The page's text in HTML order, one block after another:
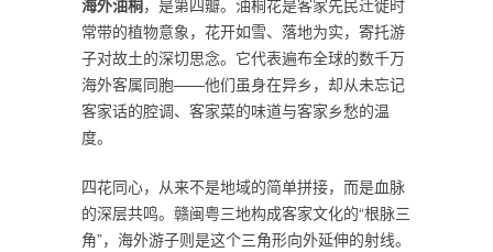
海外油桐，是第四瓣。油桐花是客家先民迁徙时
常带的植物意象，花开如雪、落地为实，寄托游
子对故土的深切思念。它代表遍布全球的数千万
海外客属同胞——他们虽身在异乡，却从未忘记
客家话的腔调、客家菜的味道与客家乡愁的温
度。
四花同心，从来不是地域的简单拼接，而是血脉
的深层共鸣。赣闽粤三地构成客家文化的“根脉三
角”，海外游子则是这个三角形向外延伸的射线。